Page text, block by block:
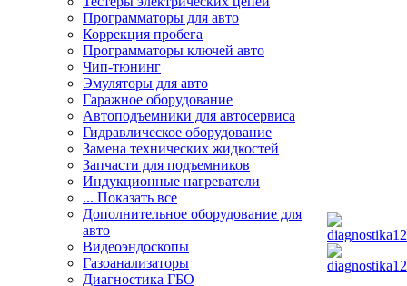
Программаторы для авто
Коррекция пробега
Программаторы ключей авто
Чип-тюнинг
Эмуляторы для авто
Гаражное оборудование
Автоподъемники для автосервиса
Гидравлическое оборудование
Замена технических жидкостей
Запчасти для подъемников
Индукционные нагреватели
... Показать все
Дополнительное оборудование для
авто
Видеоэндоскопы
Газоанализаторы
Диагностика ГБО